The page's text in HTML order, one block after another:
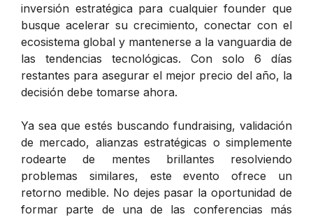
inversión estratégica para cualquier founder que
busque acelerar su crecimiento, conectar con el
ecosistema global y mantenerse a la vanguardia de
las tendencias tecnológicas. Con solo 6 días
restantes para asegurar el mejor precio del año, la
decisión debe tomarse ahora.
Ya sea que estés buscando fundraising, validación
de mercado, alianzas estratégicas o simplemente
rodearte de mentes brillantes resolviendo
problemas similares, este evento ofrece un
retorno medible. No dejes pasar la oportunidad de
formar parte de una de las conferencias más